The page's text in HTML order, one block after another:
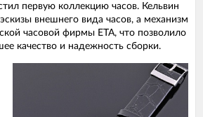
первую коллекцию часов. Кельвин
внешнего вида часов, а механизм
часовой фирмы ЕТА, что позволило
качество и надежность сборки.